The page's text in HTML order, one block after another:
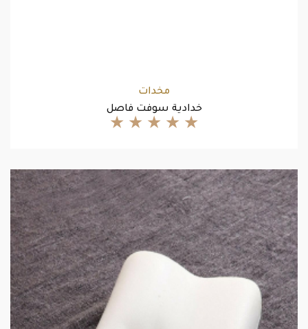
مخدات
خدادية سوفت فاصل
★ ★ ★ ★ ★